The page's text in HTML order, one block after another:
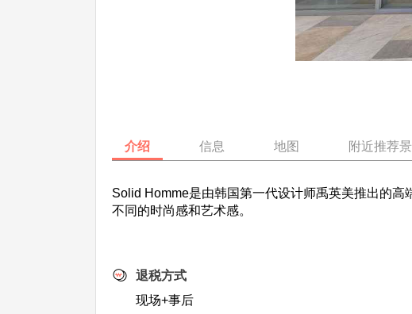
介绍 信息 地图 附近推荐
Solid Homme是由韩国第一代设计师禹英美推出的
不同的时尚感和艺术感。
退税方式
现场+事后